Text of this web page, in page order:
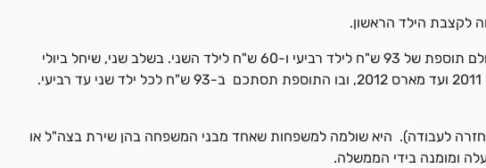
ביוני 2009 הוחל במתן תוספת הדרגתית לקצבה, לכל הילדים שני עד רביעי בסדרם במשפחה. בשלב ראשון, עד יוני 2010 תשולם תוספת של 93 ש"ח לילד רביעי ו-60 ש"ח לילד השני. בשלב שני, שיחל ביולי
2010 ועד מארס 2011, התוספת תסתכם ב-93 ש"ח לילדים שלישיים ורביעיים, ו-36 ש"ח לילד השני. שלב שלישי יחול באפריל 2011 ועד מארס 2012, ובו התוספת תסתכם ב-93 ש"ח לכל ילד שני עד רביעי.
– החזרה לעבודה). היא שולמה למשפחות שאחד מבני המשפחה בהן שירת בצה"ל או
ומומנה בידי הממשלה.